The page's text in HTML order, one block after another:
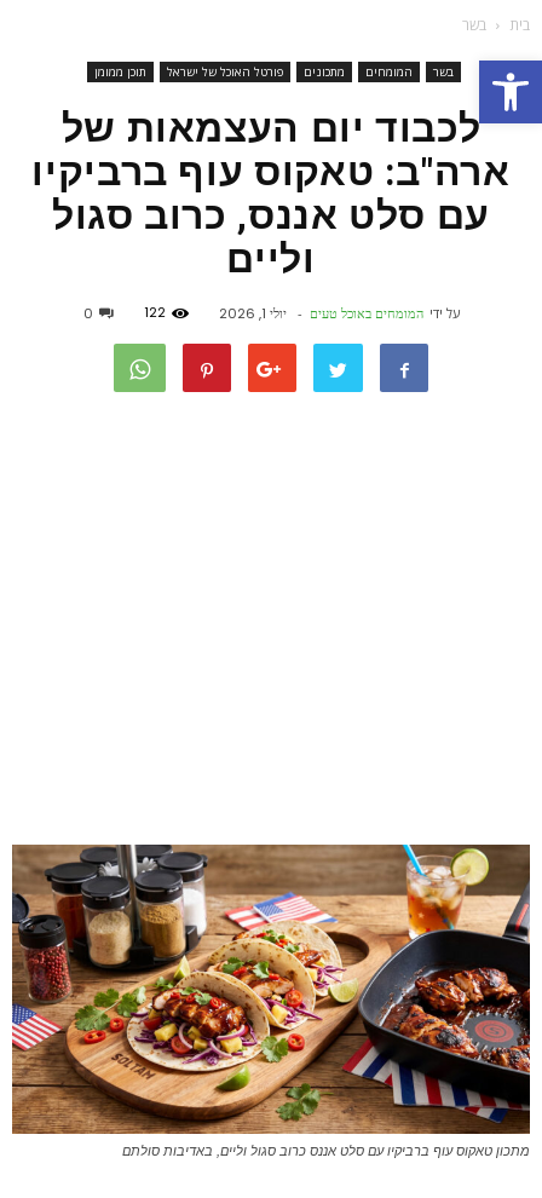
פתח סרגל נגישות
בית בשר
בשר המומחים מתכונים פורטל האוכל של ישראל תוכן ממומן
לכבוד יום העצמאות של
ארה"ב: טאקוס עוף ברביקיו
עם סלט אננס, כרוב סגול
וליים
על ידי המומחים באוכל טעים - יולי 1, 2026 122
0
מתכון טאקוס עוף ברביקיו עם סלט אננס כרוב סגול וליים, באדיבות סולתם